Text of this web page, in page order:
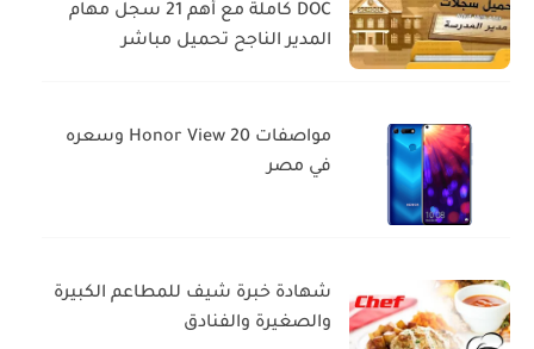
DOC كاملة مع أهم 21 سجل مهام
المدير الناجح تحميل مباشر
مواصفات Honor View 20 وسعره
في مصر
شهادة خبرة شيف للمطاعم الكبيرة
والصغيرة والفنادق